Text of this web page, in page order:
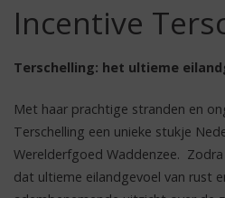
Incentive
Terschelling: het ultieme
Met haar prachtige stranden en
Terschelling een unieke stukje
Werelderfgoed Waddenzee.
dat ultieme eilandgevoel van rust